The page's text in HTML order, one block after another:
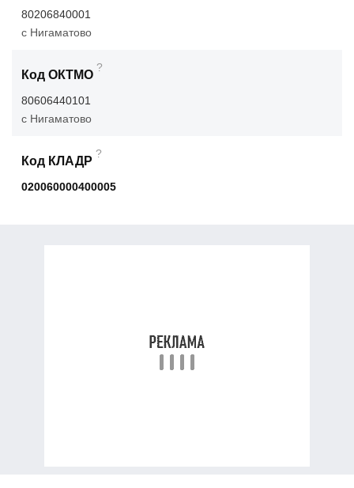
80206840001
с Нигаматово
Код ОКТМО
?
80606440101
с Нигаматово
Код КЛАДР
?
020060000400005